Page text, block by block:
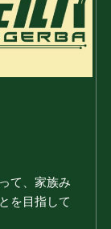
て、家族み
を目指して